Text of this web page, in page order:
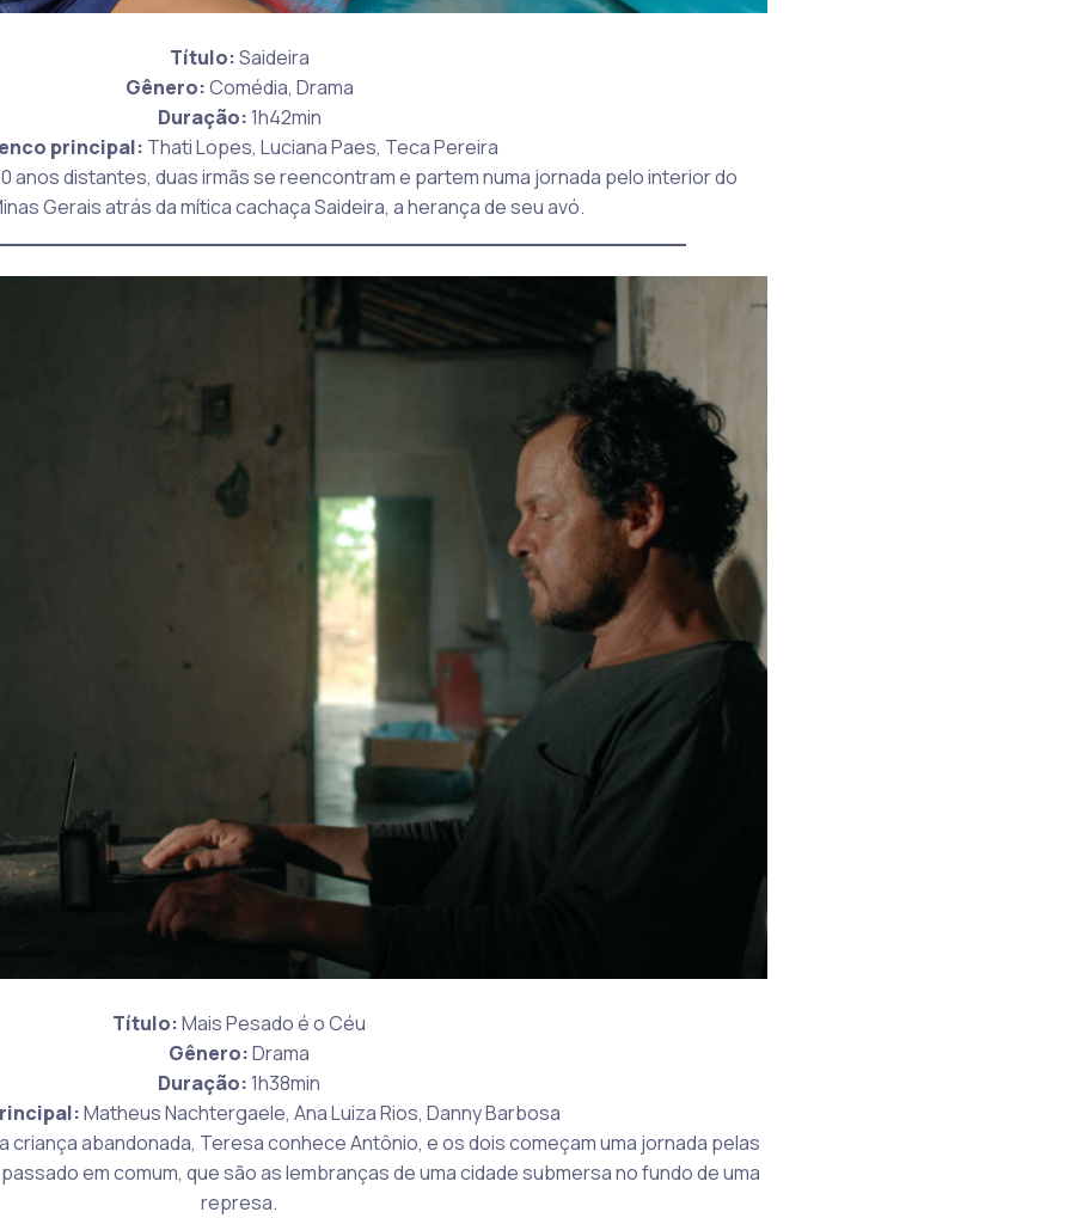
Título:Saideira
Gênero:Comédia, Drama
Duração:1h42min
principal: Thati Lopes, Luciana Paes, Teca Pereira
anos distantes, duas irmãs se reencontram e partem numa jornada pelo interior do
Gerais atrás da mítica cachaça Saideira, a herança de seu avó.
Título:Mais Pesado é o Céu
Gênero:Drama
Duração:1h38min
Matheus Nachtergaele, Ana Luiza Rios, Danny Barbosa
criança abandonada, Teresa conhece Antônio, e os dois começam uma jornada pelas
em comum, que são as lembranças de uma cidade submersa no fundo de uma
represa.